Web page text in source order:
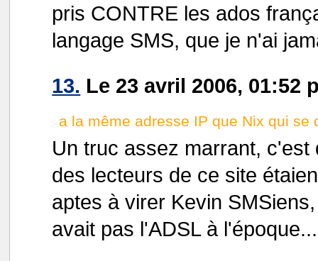
pris CONTRE les ados
langage SMS, que je n'ai
13. Le 23 avril 2006, 01:52
a la même adresse IP que Nix qui
Un truc assez marrant,
des lecteurs de ce site
aptes à virer Kevin
avait pas l'ADSL à l'époque...